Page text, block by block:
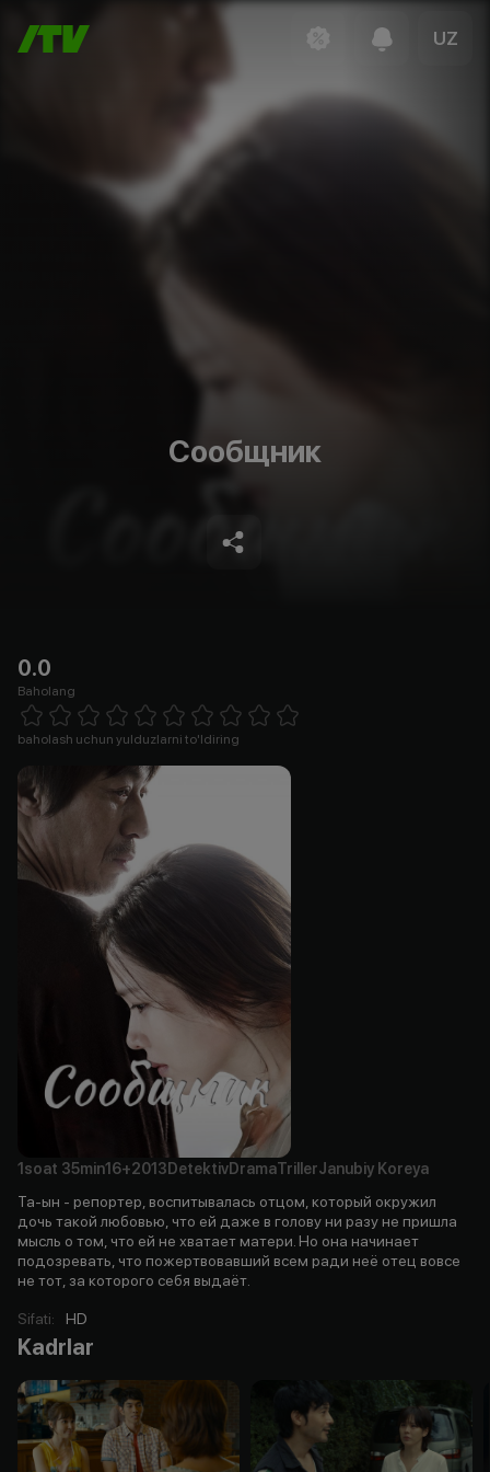
UZ
Сообщник
0.0
Baholang
1 Star 2 Stars 3 Stars 4 Stars5 Stars 6 Stars7 Stars8 Stars
baholash uchun yulduzlarni to'ldiring
1soat 35min16+2013 DetektivDramaTrillerJanubiy Koreya
Та-ын - репортер, воспитывалась отцом, который окружил
дочь такой любовью, что ей даже в голову ни разу не пришла
мысль о том, что ей не хватает матери. Но она начинает
подозревать, что пожертвовавший всем ради неё отец вовсе
не тот, за которого себя выдаёт.
Sifati: HD
Kadrlar